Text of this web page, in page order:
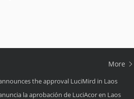
More
the approval LuciMird in Laos
la aprobación de LuciAcor en Laos